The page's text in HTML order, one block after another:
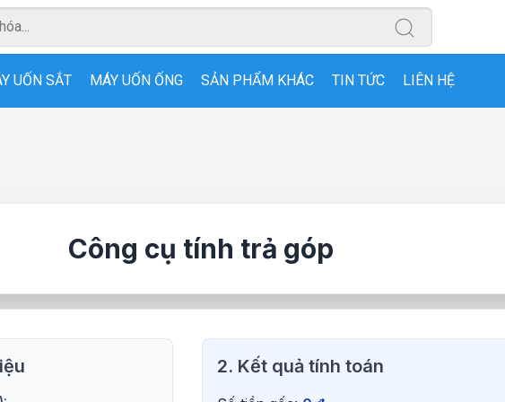
UỐN SẮT MÁY UỐN ỐNG SẢN PHẨM KHÁC TIN TỨC LIÊN HỆ